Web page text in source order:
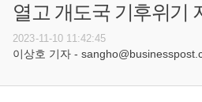
열고 개도국 기후위기
2023-11-10 11:42:45
이상호 기자 -